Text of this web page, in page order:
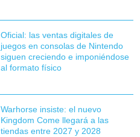
Oficial: las ventas digitales de
juegos en consolas de Nintendo
siguen creciendo e imponiéndose
al formato físico
Warhorse insiste: el nuevo
Kingdom Come llegará a las
tiendas entre 2027 y 2028